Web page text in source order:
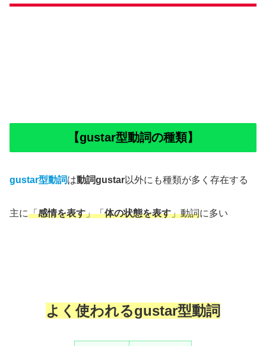
【gustar型動詞の種類】
gustar型動詞は動詞gustar以外にも種類が多く存在する
主に「感情を表す」「体の状態を表す」動詞に多い
よく使われるgustar型動詞